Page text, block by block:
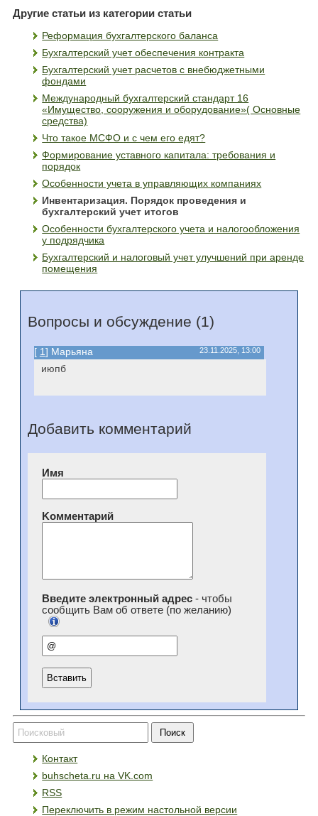
Другие статьи из категории статьи
Реформация бухгалтерского баланса
Бухгалтерский учет обеспечения контракта
Бухгалтерский учет расчетов с внебюджетными
фондами
Международный бухгалтерский стандарт 16
«Имущество, сооружения и оборудование»( Основные
средства)
Что такое МСФО и с чем его едят?
Формирование уставного капитала: требования и
порядок
Особенности учета в управляющих компаниях
Инвентаризация. Порядок проведения и
бухгалтерский учет итогов
Особенности бухгалтерского учета и налогообложения
у подрядчика
Бухгалтерский и налоговый учет улучшений при аренде
помещения
Вопросы и обсуждение (1)
[ 1] Марьяна 23.11.2025, 13:00
июпб
Добавить комментарий
Имя
Kомментарий
Введите электронный адрес- чтобы
сообщить Вам об ответе (по желанию)
Контакт
buhscheta.ru на VK.com
RSS
Переключить в режим настольной версии